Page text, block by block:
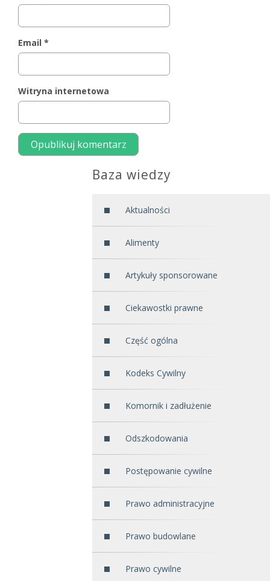
Email *
Witryna internetowa
Baza wiedzy
Aktualności
Alimenty
Artykuły sponsorowane
Ciekawostki prawne
Część ogólna
Kodeks Cywilny
Komornik i zadłużenie
Odszkodowania
Postępowanie cywilne
Prawo administracyjne
Prawo budowlane
Prawo cywilne